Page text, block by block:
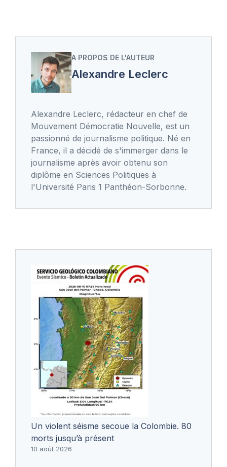
A PROPOS DE L'AUTEUR
Alexandre Leclerc
Alexandre Leclerc, rédacteur en chef de
Mouvement Démocratie Nouvelle, est un
passionné de journalisme politique. Né en
France, il a décidé de s'immerger dans le
journalisme après avoir obtenu son
diplôme en Sciences Politiques à
l'Université Paris 1 Panthéon-Sorbonne.
Un violent séisme secoue la Colombie. 80
morts jusqu’à présent
10 août 2026